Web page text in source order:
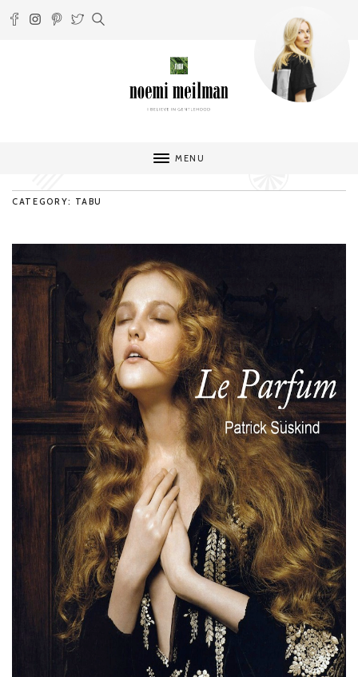
MENU
CATEGORY: TABU